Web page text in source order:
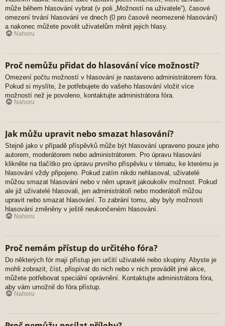
může během hlasování vybrat (v poli „Možností na uživatele“), časové
omezení trvání hlasování ve dnech (0 pro časově neomezené hlasování)
a nakonec můžete povolit uživatelům měnit jejich hlasy.
Nahoru
Proč nemůžu přidat do hlasování více možností?
Omezení počtu možností v hlasování je nastaveno administrátorem fóra.
Pokud si myslíte, že potřebujete do vašeho hlasování vložit více
možností než je povoleno, kontaktujte administrátora fóra.
Nahoru
Jak můžu upravit nebo smazat hlasování?
Stejně jako v případě příspěvků může být hlasování upraveno pouze jeho
autorem, moderátorem nebo administrátorem. Pro úpravu hlasování
klikněte na tlačítko pro úpravu prvního příspěvku v tématu, ke kterému je
hlasování vždy připojeno. Pokud zatím nikdo nehlasoval, uživatelé
můžou smazat hlasování nebo v něm upravit jakoukoliv možnost. Pokud
ale již uživatelé hlasovali, jen administrátoři nebo moderátoři můžou
upravit nebo smazat hlasování. To zabrání tomu, aby byly možnosti
hlasování změněny v ještě neukončeném hlasování.
Nahoru
Proč nemám přístup do určitého fóra?
Do některých fór mají přístup jen určití uživatelé nebo skupiny. Abyste je
mohli zobrazit, číst, přispívat do nich nebo v nich provádět jiné akce,
můžete potřebovat speciální oprávnění. Kontaktujte administrátora fóra,
aby vám umožnil do fóra přístup.
Nahoru